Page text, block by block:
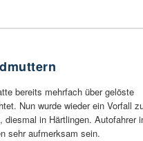
bereits mehrfach über gelöste
Nun wurde wieder ein Vorfall
diesmal in Härtlingen. Autofahrer
sehr aufmerksam sein.